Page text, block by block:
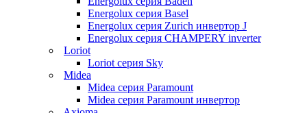
Energolux серия Basel
Energolux серия Zurich инвертор J
Energolux серия CHAMPERY inverter
Loriot
Loriot серия Sky
Midea
Midea серия Paramount
Midea серия Paramount инвертор